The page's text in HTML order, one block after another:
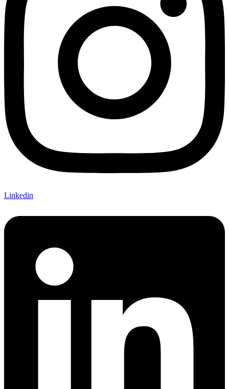
Linkedin